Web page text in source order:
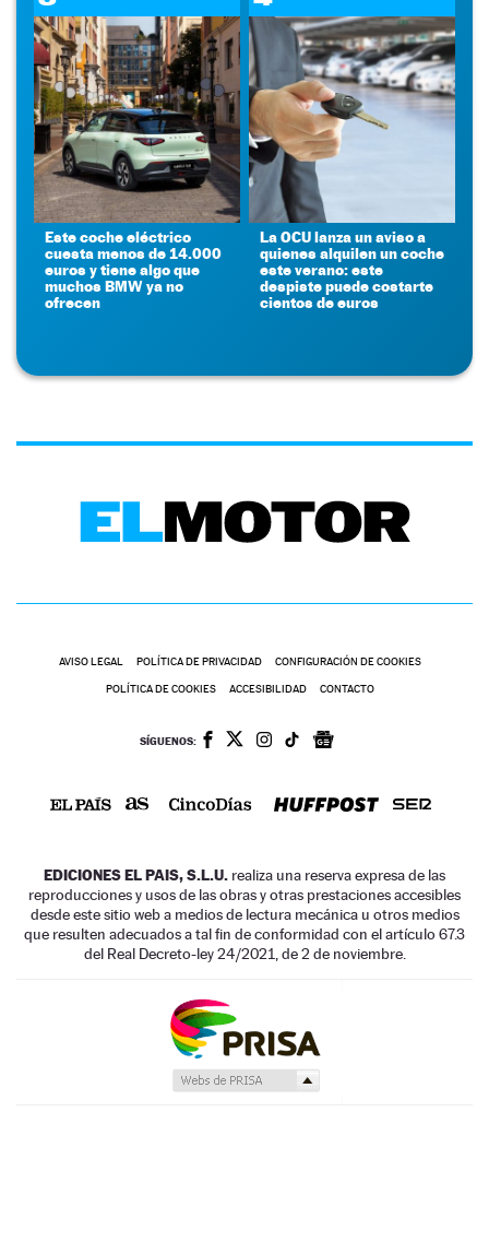
Este coche eléctrico
cuesta menos de 14.000
euros y tiene algo que
muchos BMW ya no
ofrecen
La OCU lanza un aviso a
quienes alquilen un coche
este verano: este
despiste puede costarte
cientos de euros
AVISO LEGAL POLÍTICA DE PRIVACIDAD CONFIGURACIÓN DE COOKIES
POLÍTICA DE COOKIES ACCESIBILIDAD CONTACTO
SÍGUENOS:
EDICIONES EL PAIS, S.L.U. realiza una reserva expresa de las
reproducciones y usos de las obras y otras prestaciones accesibles
desde este sitio web a medios de lectura mecánica u otros medios
que resulten adecuados a tal fin de conformidad con el artículo 67.3
del Real Decreto-ley 24/2021, de 2 de noviembre.